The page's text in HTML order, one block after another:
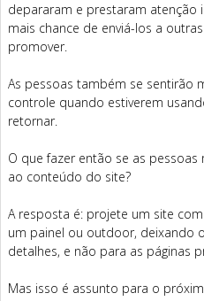
depararam e prestaram atenção
mais chance de enviá-los a
promover.
As pessoas também se sentirão
controle quando estiverem
retornar.
O que fazer então se as
ao conteúdo do site?
A resposta é: projete um site
um painel ou outdoor, deixando
detalhes, e não para as páginas
Mas isso é assunto para o